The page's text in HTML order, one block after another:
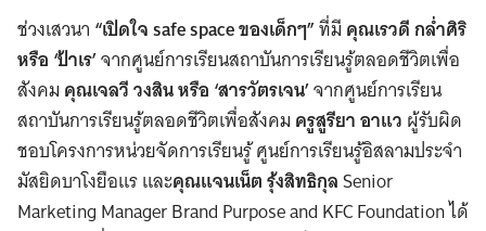
ช่วงเสวนา “เปิดใจ safe space ของเด็กๆ”ที่มี คุณเรวดี กล่ำศิริ
หรือ ‘ป้าเร’จากศูนย์การเรียนสถาบันการเรียนรู้ตลอดชีวิตเพื่อ
สังคม คุณเจลวี วงสิน หรือ ‘สารวัตรเจน’จากศูนย์การเรียน
สถาบันการเรียนรู้ตลอดชีวิตเพื่อสังคม ครูสูรียา อาแว ผู้รับผิด
ชอบโครงการหน่วยจัดการเรียนรู้ ศูนย์การเรียนรู้อิสลามประจำ
มัสยิดบาโงยือแร และคุณแจนเน็ต รุ้งสิทธิกุลSenior
Marketing Manager Brand Purpose and KFC Foundation ได้